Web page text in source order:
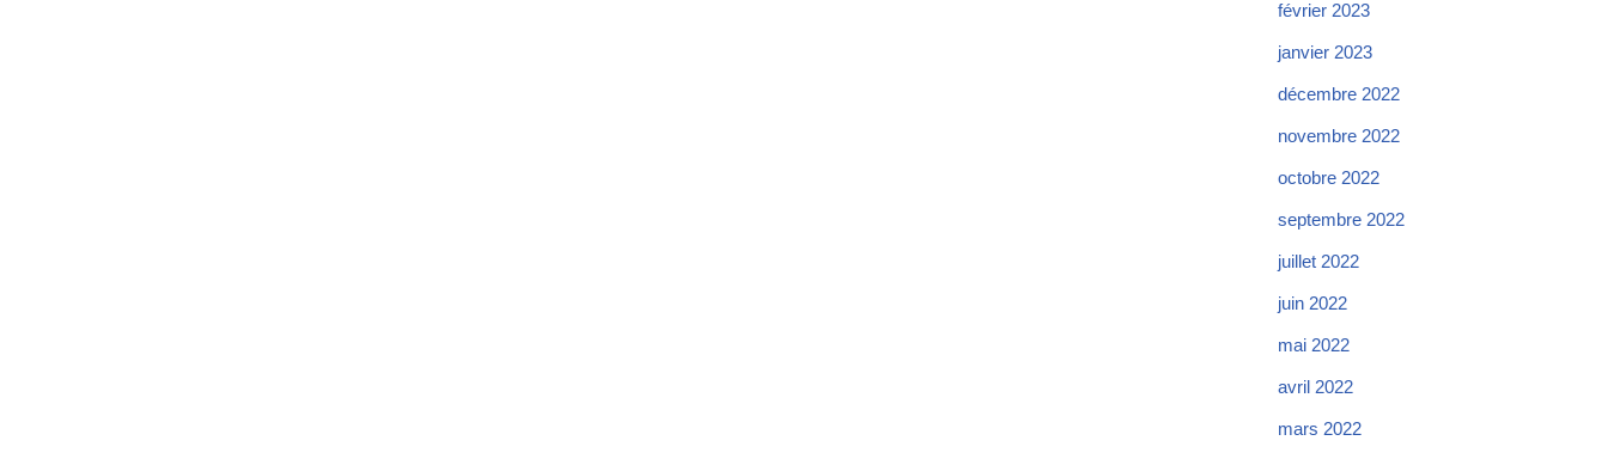
février 2023
janvier 2023
décembre 2022
novembre 2022
octobre 2022
septembre 2022
juillet 2022
juin 2022
mai 2022
avril 2022
mars 2022